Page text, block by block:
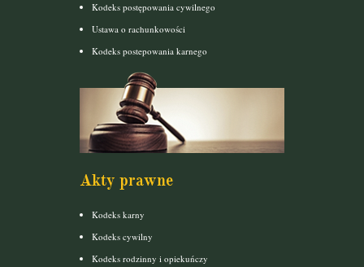
Kodeks postępowania cywilnego
Ustawa o rachunkowości
Kodeks postepowania karnego
Akty prawne
Kodeks karny
Kodeks cywilny
Kodeks rodzinny i opiekuńczy